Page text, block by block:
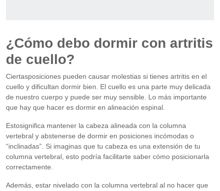
¿Cómo debo dormir con artritis
de cuello?
Ciertasposiciones pueden causar molestias si tienes artritis en el
cuello y dificultan dormir bien. El cuello es una parte muy delicada
de nuestro cuerpo y puede ser muy sensible. Lo más importante
que hay que hacer es dormir en alineación espinal.
Estosignifica mantener la cabeza alineada con la columna
vertebral y abstenerse de dormir en posiciones incómodas o
“inclinadas”. Si imaginas que tu cabeza es una extensión de tu
columna vertebral, esto podría facilitarte saber cómo posicionarla
correctamente.
Además, estar nivelado con la columna vertebral al no hacer que